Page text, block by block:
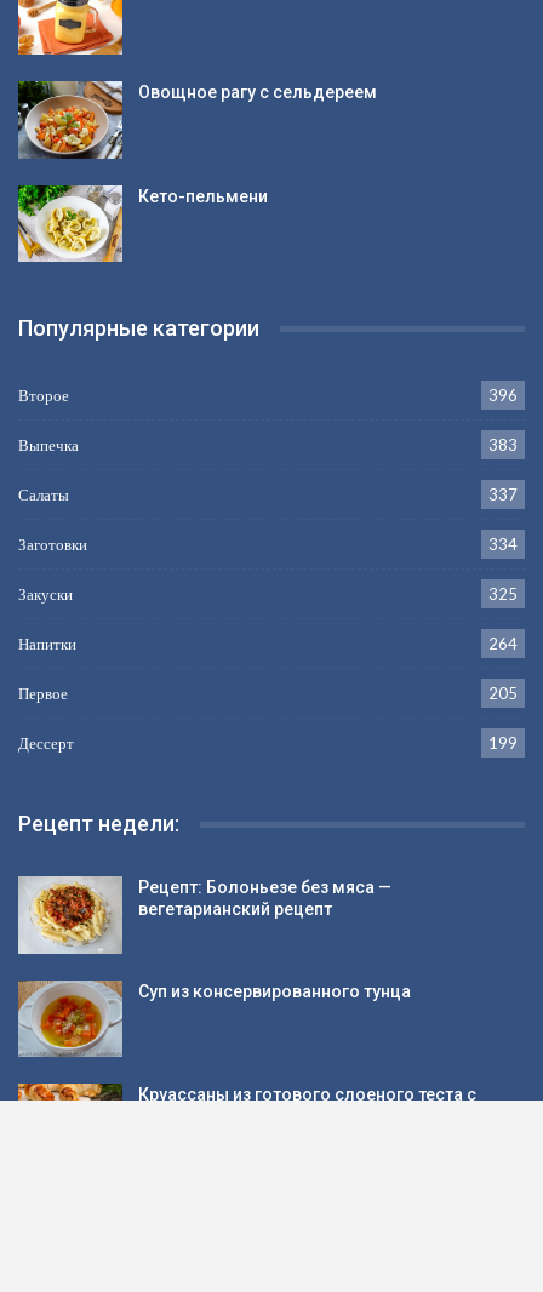
Овощное рагу с сельдереем
Кето-пельмени
Популярные категории
Второе 396
Выпечка 383
Салаты 337
Заготовки 334
Закуски 325
Напитки 264
Первое 205
Дессерт 199
Рецепт недели:
Рецепт: Болоньезе без мяса —
вегетарианский рецепт
Суп из консервированного тунца
Круассаны из готового слоеного теста с